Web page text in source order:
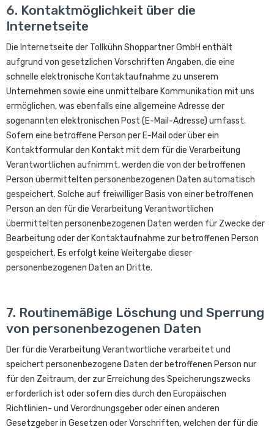
6. Kontaktmöglichkeit über die
Internetseite
Die Internetseite der Tollkühn Shoppartner GmbH enthält
aufgrund von gesetzlichen Vorschriften Angaben, die eine
schnelle elektronische Kontaktaufnahme zu unserem
Unternehmen sowie eine unmittelbare Kommunikation mit uns
ermöglichen, was ebenfalls eine allgemeine Adresse der
sogenannten elektronischen Post (E-Mail-Adresse) umfasst.
Sofern eine betroffene Person per E-Mail oder über ein
Kontaktformular den Kontakt mit dem für die Verarbeitung
Verantwortlichen aufnimmt, werden die von der betroffenen
Person übermittelten personenbezogenen Daten automatisch
gespeichert. Solche auf freiwilliger Basis von einer betroffenen
Person an den für die Verarbeitung Verantwortlichen
übermittelten personenbezogenen Daten werden für Zwecke der
Bearbeitung oder der Kontaktaufnahme zur betroffenen Person
gespeichert. Es erfolgt keine Weitergabe dieser
personenbezogenen Daten an Dritte.
7. Routinemäßige Löschung und Sperrung
von personenbezogenen Daten
Der für die Verarbeitung Verantwortliche verarbeitet und
speichert personenbezogene Daten der betroffenen Person nur
für den Zeitraum, der zur Erreichung des Speicherungszwecks
erforderlich ist oder sofern dies durch den Europäischen
Richtlinien- und Verordnungsgeber oder einen anderen
Gesetzgeber in Gesetzen oder Vorschriften, welchen der für die